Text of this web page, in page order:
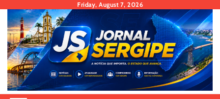
content
Friday, August 7, 2026